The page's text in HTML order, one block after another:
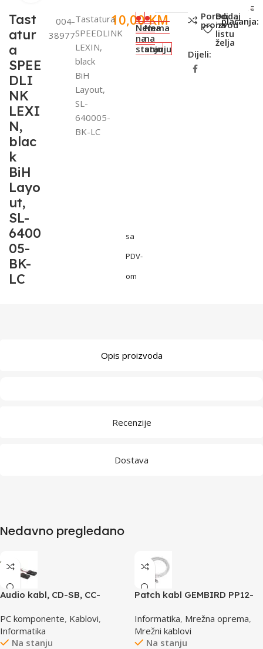
Tast
atur
a
SPEE
DLI
NK
LEXI
N,
blac
k
BiH
Layo
ut,
SL-
6400
05-
BK-
LC
004-
38977
Tastatura
SPEEDLINK
LEXIN,
black
BiH
Layout,
SL-
640005-
BK-LC
10,00KM
sa
PDV-
om
Nema
na
stanju
Nema
na
stanju
Poredi
proizvod
Dodaj
na
listu
želja
Dijeli:
Metode
plaćanja:
Opis proizvoda
Recenzije
Dostava
Nedavno pregledano
Audio kabl, CD-SB, CC-
PC komponente, Kablovi,
Informatika
Na stanju
Patch kabl GEMBIRD PP12-
Informatika, Mrežna oprema,
Mrežni kablovi
Na stanju